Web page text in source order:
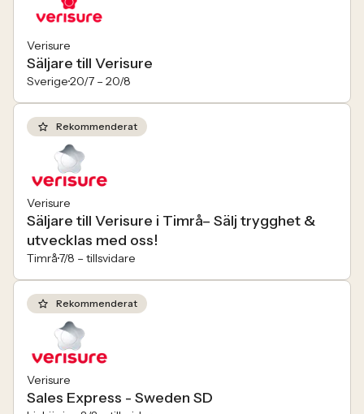
Verisure
Säljare till Verisure
Sverige20/7 – 20/8
Rekommenderat
Verisure
Säljare till Verisure i Timrå– Sälj trygghet &
utvecklas med oss!
Timrå7/8 – tillsvidare
Rekommenderat
Verisure
Sales Express - Sweden SD